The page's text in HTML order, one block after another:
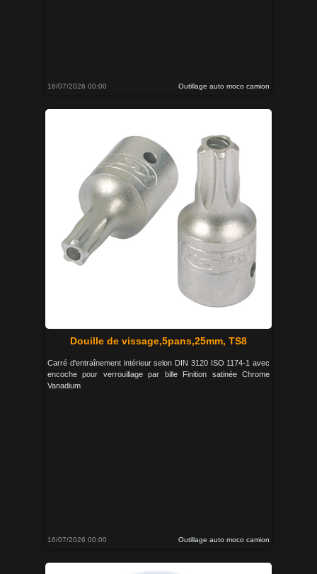
16/07/2026 00:00 Outillage auto moco camion
Douille de vissage,5pans,25mm, TS8
Carré d'entraînement intérieur selon DIN 3120 ISO 1174-1 avec
encoche pour verrouillage par bille Finition satinée Chrome
Vanadium
16/07/2026 00:00 Outillage auto moco camion